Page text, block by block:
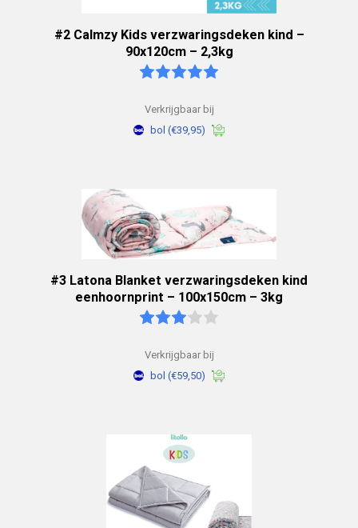
#2 Calmzy Kids verzwaringsdeken kind –
90x120cm – 2,3kg
Verkrijgbaar bij
bol (€39,95)
#3 Latona Blanket verzwaringsdeken kind
eenhoornprint – 100x150cm – 3kg
Verkrijgbaar bij
bol (€59,50)